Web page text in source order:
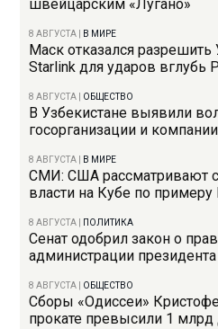
швейцарским «Лугано»
8 АВГУСТА В МИРЕ
Маск отказался разрешить
Starlink для ударов вглубь
8 АВГУСТА ОБЩЕСТВО
В Узбекистане выявили
госорганизации и
8 АВГУСТА В МИРЕ
СМИ: США рассматривают
власти на Кубе по
8 АВГУСТА ПОЛИТИКА
Сенат одобрил закон о
администрации президента
8 АВГУСТА ОБЩЕСТВО
Сборы «Одиссеи»
прокате превысили 1 млрд